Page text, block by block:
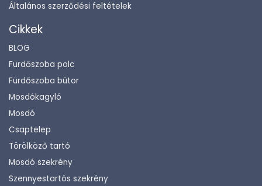
Általános szerződési feltételek
Cikkek
BLOG
Fürdőszoba polc
Fürdőszoba bútor
Mosdókagyló
Mosdó
Csaptelep
Törölköző tartó
Mosdó szekrény
Szennyestartós szekrény